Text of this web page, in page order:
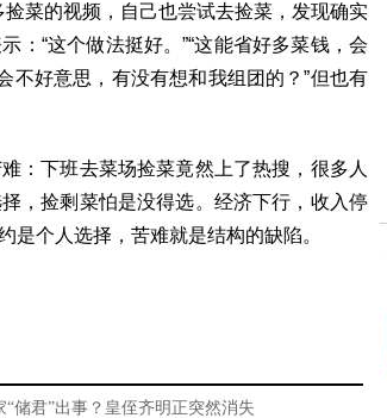
菜的视频，自己也尝试去捡菜，发现确实
：“这个做法挺好。”“这能省好多菜钱，会
不好意思，有没有想和我组团的？”但也有
：下班去菜场捡菜竟然上了热搜，很多人
，捡剩菜怕是没得选。经济下行，收入停
是个人选择，苦难就是结构的缺陷。
“储君”出事？皇侄齐明正突然消失